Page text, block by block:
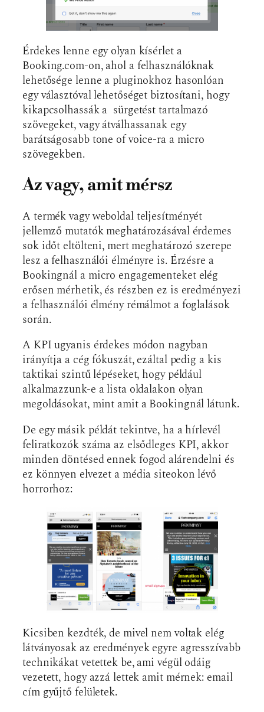
Érdekes lenne egy olyan kísérlet a
Booking.com-on, ahol a felhasználóknak
lehetősége lenne a pluginokhoz hasonlóan
egy választóval lehetőséget biztosítani, hogy
kikapcsolhassák a sürgetést tartalmazó
szövegeket, vagy átválhassanak egy
barátságosabb tone of voice-ra a micro
szövegekben.
Az vagy, amit mérsz
A termék vagy weboldal teljesítményét
jellemző mutatók meghatározásával érdemes
sok időt eltölteni, mert meghatározó szerepe
lesz a felhasználói élményre is. Érzésre a
Bookingnál a micro engagementeket elég
erősen mérhetik, és részben ez is eredményezi
a felhasználói élmény rémálmot a foglalások
során.
A KPI ugyanis érdekes módon nagyban
irányítja a cég fókuszát, ezáltal pedig a kis
taktikai szintű lépéseket, hogy például
alkalmazzunk-e a lista oldalakon olyan
megoldásokat, mint amit a Bookingnál látunk.
De egy másik példát tekintve, ha a hírlevél
feliratkozók száma az elsődleges KPI, akkor
minden döntésed ennek fogod alárendelni és
ez könnyen elvezet a média siteokon lévő
horrorhoz:
Kicsiben kezdték, de mivel nem voltak elég
látványosak az eredmények egyre agresszívabb
technikákat vetettek be, ami végül odáig
vezetett, hogy azzá lettek amit mérnek: email
cím gyűjtő felületek.